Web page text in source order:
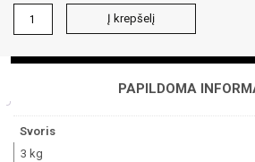
kiekis:
plieninė
Į krepšelį
PAPILDOMA
Svoris
3 kg